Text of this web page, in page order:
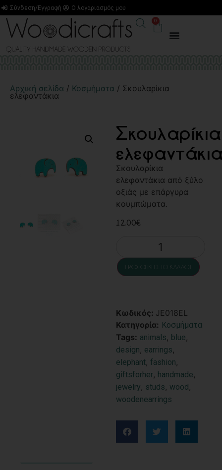
Σύνδεση/Εγγραφή Ο λογαριασμός μου
0
Αρχική σελίδα / Κοσμήματα / Σκουλαρίκια
ελεφαντάκια
Σκουλαρίκια
Σκουλαρίκια
ελεφαντάκια από ξύλο
οξιάς με επάργυρα
κουμπώματα.
12,00€
ΠΡΟΣΘΉΚΗ ΣΤΟ ΚΑΛΆΘΙ
Κωδικός: JE018EL
Κατηγορία: Κοσμήματα
Tags: animals blue
design earrings
elephant fashion
giftsforher handmade
jewelry studs wood
woodenearrings